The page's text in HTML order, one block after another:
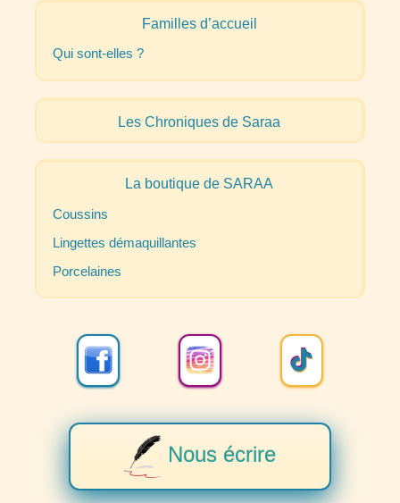
Familles d’accueil
Qui sont-elles ?
Les Chroniques de Saraa
La boutique de SARAA
Coussins
Lingettes démaquillantes
Porcelaines
Nous écrire